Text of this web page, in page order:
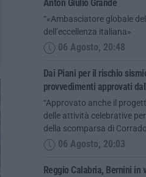
Anton Giulio Grande
“«Ambasciatore globale
dell’eccellenza italiana»
06 Agosto, 20:48
Dai Piani per il rischio
provvedimenti approvati
“Approvato anche il
delle attività celebrative
della scomparsa di
06 Agosto, 20:03
Reggio Calabria, Bernini in